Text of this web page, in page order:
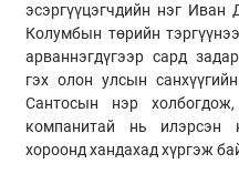
эсэргүүцэгчдийн нэг Иван
Колумбын төрийн
арваннэгдүгээр сард
гэх олон улсын
Сантосын нэр
компанитай нь илэрсэн
хороонд хандахад хүргэж